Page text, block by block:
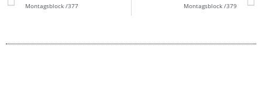
Montagsblock /377 Montagsblock /379